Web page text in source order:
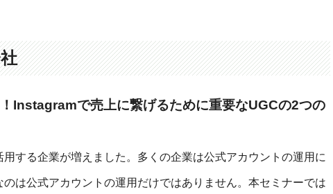
Instagramで売上に繋げるために重要なUGCの2つの
する企業が増えました。多くの企業は公式アカウントの運用に
は公式アカウントの運用だけではありません。本セミナーでは